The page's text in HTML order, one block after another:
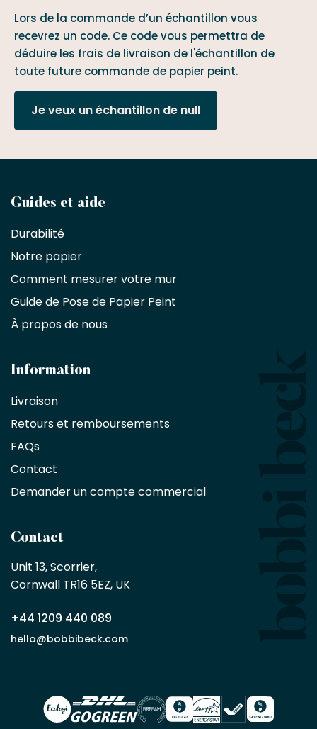
Lors de la commande d’un échantillon vous
recevrez un code. Ce code vous permettra de
déduire les frais de livraison de l'échantillon de
toute future commande de papier peint.
Je veux un échantillon de null
Devenez
partenaire
commercial
Décorateurs
d'intérieur,
designers
architectes
d'une
exclusive
de
%
sur
sans
minimum
en
partenaire
commercial
Demander
Guides et aide
Durabilité
Notre papier
Comment mesurer votre mur
Guide de Pose de Papier Peint
À propos de nous
Information
Livraison
Retours et remboursements
FAQs
Contact
Demander un compte commercial
Contact
Unit 13, Scorrier,
Cornwall TR16 5EZ, UK
+44 1209 440 089
hello@bobbibeck.com